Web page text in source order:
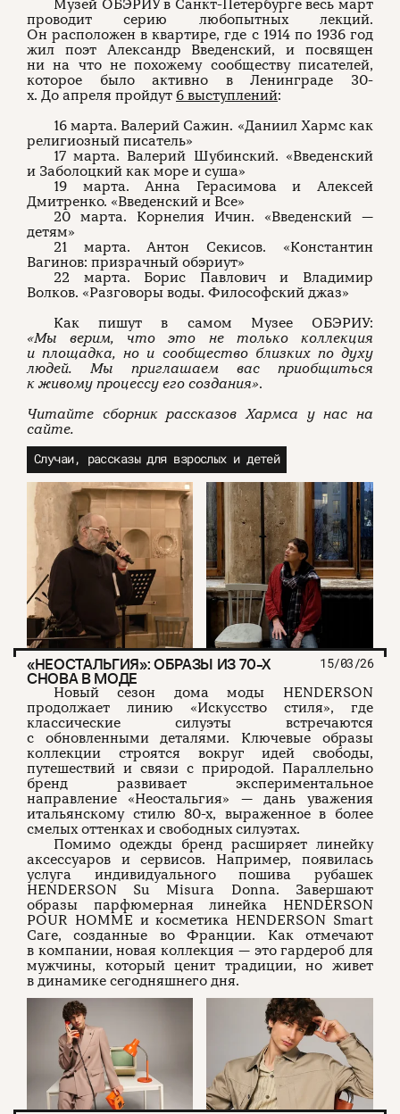
Музей ОБЭРИУ в Санкт-Петербурге весь март
проводит серию любопытных лекций.
Он расположен в квартире, где с 1914 по 1936 год
жил поэт Александр Введенский, и посвящен
ни на что не похожему сообществу писателей,
которое было активно в Ленинграде 30-
х. До апреля пройдут 6 выступлений:
16 марта. Валерий Сажин. «Даниил Хармс как
религиозный писатель»
17 марта. Валерий Шубинский. «Введенский
и Заболоцкий как море и суша»
19 марта. Анна Герасимова и Алексей
Дмитренко. «Введенский и Все»
20 марта. Корнелия Ичин. «Введенский —
детям»
21 марта. Антон Секисов. «Константин
Вагинов: призрачный обэриут»
22 марта. Борис Павлович и Владимир
Волков. «Разговоры воды. Философский джаз»
Как пишут в самом Музее ОБЭРИУ:
«Мы верим, что это не только коллекция
и площадка, но и сообщество близких по духу
людей. Мы приглашаем вас приобщиться
к живому процессу его создания».
Читайте сборник рассказов Хармса у нас на
сайте.
Случаи, рассказы для взрослых и детей
«НЕОСТАЛЬГИЯ»: ОБРАЗЫ ИЗ 70-Х
СНОВА В МОДЕ
15/03/26
Новый сезон дома моды HENDERSON
продолжает линию «Искусство стиля», где
классические силуэты встречаются
с обновленными деталями. Ключевые образы
коллекции строятся вокруг идей свободы,
путешествий и связи с природой. Параллельно
бренд развивает экспериментальное
направление «Неостальгия» — дань уважения
итальянскому стилю 80-х, выраженное в более
смелых оттенках и свободных силуэтах.
Помимо одежды бренд расширяет линейку
аксессуаров и сервисов. Например, появилась
услуга индивидуального пошива рубашек
HENDERSON Su Misura Donna. Завершают
образы парфюмерная линейка HENDERSON
POUR HOMME и косметика HENDERSON Smart
Care, созданные во Франции. Как отмечают
в компании, новая коллекция — это гардероб для
мужчины, который ценит традиции, но живет
в динамике сегодняшнего дня.